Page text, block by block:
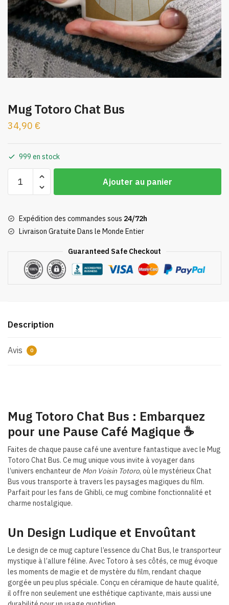
Mug Totoro Chat Bus
34,90 €
999 en stock
Chat
Bus
Ajouter au panier
Expédition des commandes sous 24/72h
Livraison Gratuite Dans le Monde Entier
Guaranteed Safe Checkout
Description
Avis 0
Mug Totoro Chat Bus : Embarquez
pour une Pause Café Magique ☕
Faites de chaque pause café une aventure fantastique avec le Mug
Totoro Chat Bus. Ce mug unique vous invite à voyager dans
l’univers enchanteur de Mon Voisin Totoro, où le mystérieux Chat
Bus vous transporte à travers les paysages magiques du film.
Parfait pour les fans de Ghibli, ce mug combine fonctionnalité et
charme nostalgique.
Un Design Ludique et Envoûtant
Le design de ce mug capture l’essence du Chat Bus, le transporteur
mystique à l’allure féline. Avec Totoro à ses côtés, ce mug évoque
les moments de magie et de mystère du film, rendant chaque
gorgée un peu plus spéciale. Conçu en céramique de haute qualité,
il offre non seulement une esthétique captivante, mais aussi une